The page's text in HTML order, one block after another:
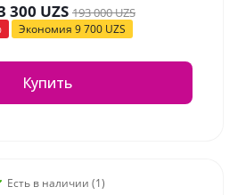
300 UZS 193 000 UZS
Экономия 9 700 UZS
Купить
Есть в наличии (1)